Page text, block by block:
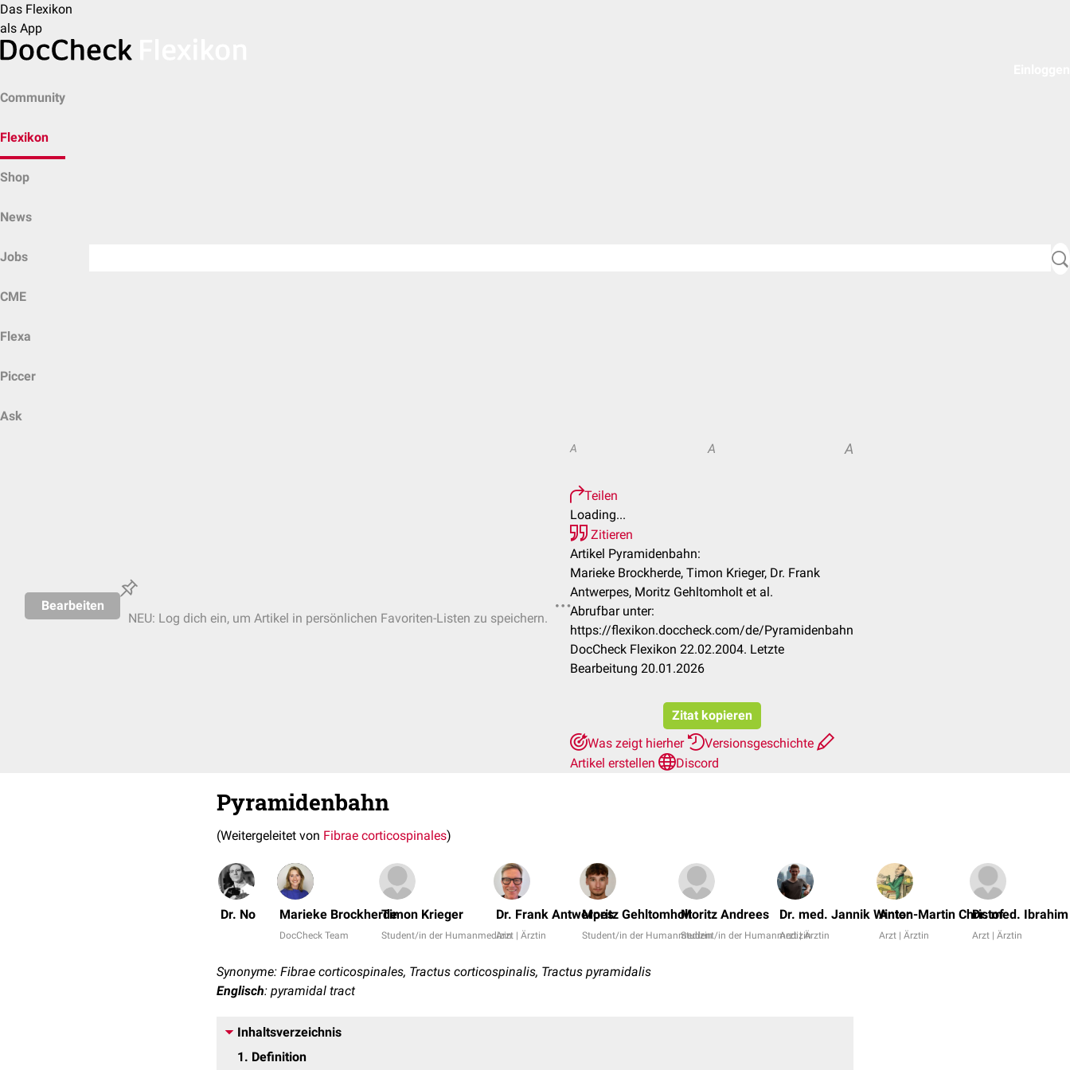
Das Flexikon
als App
Community
Flexikon
Shop
News
Jobs
CME
Flexa
Piccer
Ask
Bearbeiten
NEU: Log dich ein, um Artikel in persönlichen Favoriten-Listen zu speichern.
A A A
Teilen
Loading...
Zitieren
Artikel Pyramidenbahn:
Marieke Brockherde, Timon Krieger, Dr. Frank
Antwerpes, Moritz Gehltomholt et al.
Abrufbar unter:
https://flexikon.doccheck.com/de/Pyramidenbahn
DocCheck Flexikon 22.02.2004. Letzte
Bearbeitung 20.01.2026
Zitat kopieren
Was zeigt hierher
Versionsgeschichte
Artikel erstellen
Discord
Pyramidenbahn
(Weitergeleitet von Fibrae corticospinales)
Dr. No Marieke Brockherde
DocCheck Team
Timon Krieger
Student/in der Humanmedizin
Dr. Frank Antwerpes
Arzt | Ärztin
Moritz Gehltomholt
Student/in der Humanmedizin
Moritz Andrees
Student/in der Humanmedizin
Dr. med. Jannik Winter
Arzt | Ärztin
Anton-Martin Christof
Arzt | Ärztin
Dr. med.
Arzt | Ärztin
Synonyme: Fibrae corticospinales, Tractus corticospinalis, Tractus pyramidalis
Englisch: pyramidal tract
Inhaltsverzeichnis
1
Definition